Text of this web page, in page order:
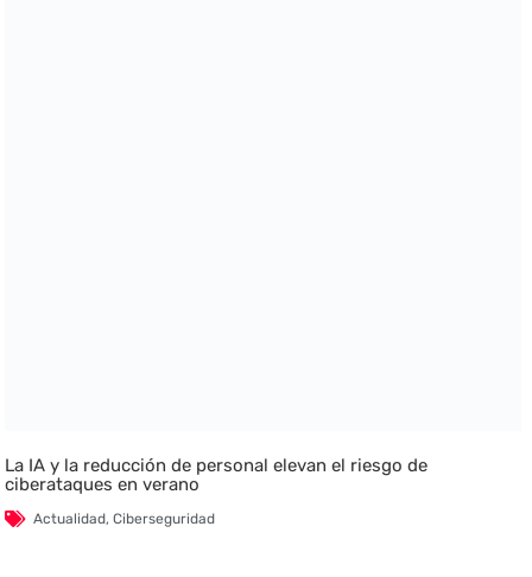
La IA y la reducción de personal elevan el riesgo de
ciberataques en verano
Actualidad,Ciberseguridad